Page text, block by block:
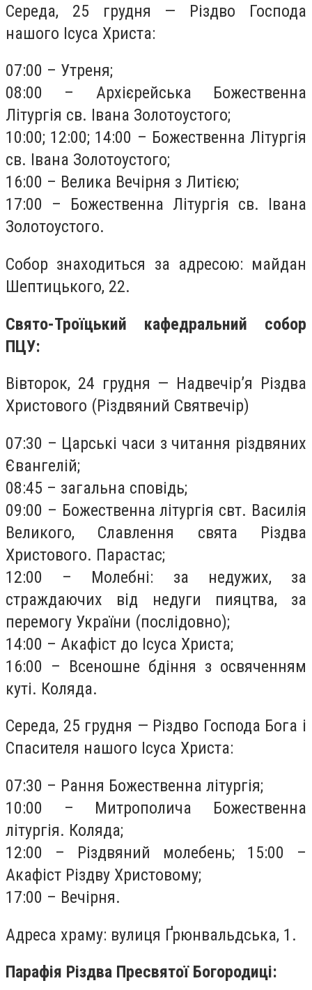
Середа, 25 грудня — Різдво Господа
нашого Ісуса Христа:
07:00 – Утреня;
08:00 – Архієрейська Божественна
Літургія св. Івана Золотоустого;
10:00; 12:00; 14:00 – Божественна Літургія
св. Івана Золотоустого;
16:00 – Велика Вечірня з Литією;
17:00 – Божественна Літургія св. Івана
Золотоустого.
Собор знаходиться за адресою: майдан
Шептицького, 22.
Свято-Троїцький кафедральний собор
ПЦУ:
Вівторок, 24 грудня — Надвечір’я Різдва
Христового (Різдвяний Святвечір)
07:30 – Царські часи з читання різдвяних
Євангелій;
08:45 – загальна сповідь;
09:00 – Божественна літургія свт. Василія
Великого, Славлення свята Різдва
Христового. Парастас;
12:00 – Молебні: за недужих, за
страждаючих від недуги пияцтва, за
перемогу України (послідовно);
14:00 – Акафіст до Ісуса Христа;
16:00 – Всеношне бдіння з освяченням
куті. Коляда.
Середа, 25 грудня — Різдво Господа Бога і
Спасителя нашого Ісуса Христа:
07:30 – Рання Божественна літургія;
10:00 – Митрополича Божественна
літургія. Коляда;
12:00 – Різдвяний молебень; 15:00 –
Акафіст Різдву Христовому;
17:00 – Вечірня.
Адреса храму: вулиця Ґрюнвальдська, 1.
Парафія Різдва Пресвятої Богородиці: